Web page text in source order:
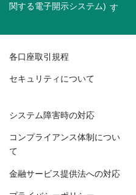
関する電子開示システム)
各口座取引規程
セキュリティについて
システム障害時の対応
コンプライアンス体制につい
て
金融サービス提供法への対応